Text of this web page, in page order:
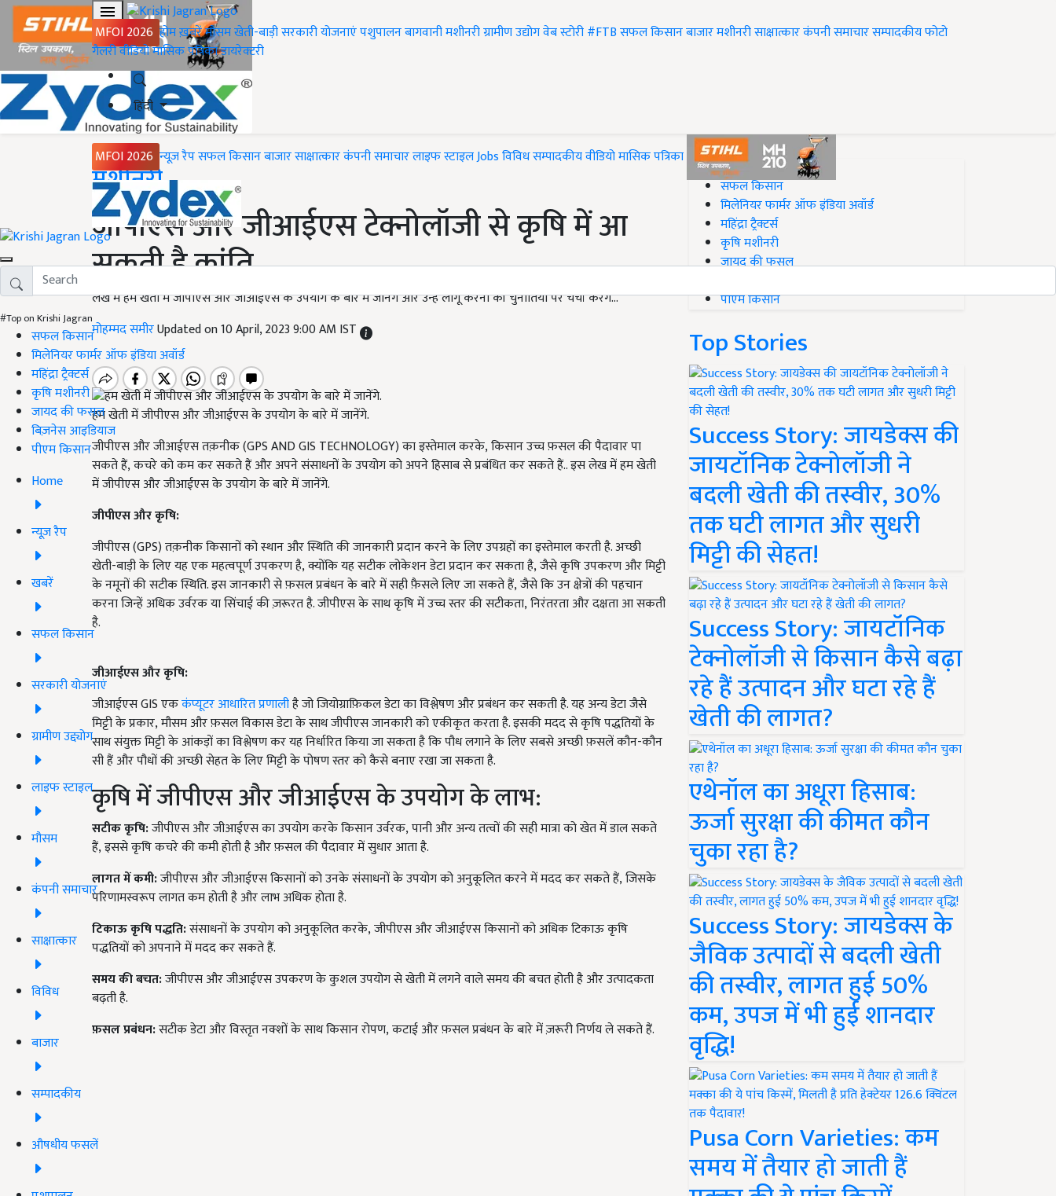
MFOI 2026 होमख़बरेंमौसमखेती-बाड़ीसरकारी योजनाएंपशुपालनबागवानीमशीनरीग्रामीण उद्योगवेब स्टोरी#FTBसफल किसानबाजारमशीनरीसाक्षात्कारकंपनी समाचारसम्पादकीयफोटो
गैलरीवीडियोमासिक पत्रिकाडायरेक्टरी
हिंदी
MFOI 2026 न्यूज़ रैपसफल किसानबाजारसाक्षात्कारकंपनी समाचारलाइफ स्टाइलJobsविविधसम्पादकीयवीडियोमासिक पत्रिका
#Top on Krishi Jagran
सफल किसान
मिलेनियर फार्मर ऑफ इंडिया अवॉर्ड
महिंद्रा ट्रैक्टर्स
कृषि मशीनरी
जायद की फसल
बिज़नेस आइडियाज
पीएम किसान
Home
न्यूज़ रैप
खबरें
सफल किसान
सरकारी योजनाएं
ग्रामीण उद्द्योग
लाइफ स्टाइल
मौसम
कंपनी समाचार
साक्षात्कार
विविध
बाजार
सम्पादकीय
औषधीय फसलें
Home
मशीनरी
जीपीएस और जीआईएस टेक्नोलॉजी से कृषि में आ
सकती है क्रांति
लेख में हम खेती में जीपीएस और जीआईएस के उपयोग के बारे में जानेंगे और उन्हें लागू करनी की चुनौतियों पर चर्चा करेंगे...
मोहम्मद समीरUpdated on 10 April, 2023 9:00 AM IST
हम खेती में जीपीएस और जीआईएस के उपयोग के बारे में जानेंगे.
जीपीएस और जीआईएस तक़नीक (GPS AND GIS TECHNOLOGY)का इस्तेमाल करके,किसान उच्च फ़सल की पैदावार पा
सकते हैं,कचरे को कम कर सकते हैं और अपने संसाधनों के उपयोग को अपने हिसाब से प्रबंधित कर सकते हैं.. इस लेख में हम खेती
में जीपीएस और जीआईएस के उपयोग के बारे में जानेंगे.
जीपीएस और कृषि:
जीपीएस (GPS)तक़नीक किसानों को स्थान और स्थिति की जानकारी प्रदान करने के लिए उपग्रहों का इस्तेमाल करती है. अच्छी
खेती-बाड़ी के लिए यह एक महत्वपूर्ण उपकरण है,क्योंकि यह सटीक लोकेशन डेटा प्रदान कर सकता है,जैसे कृषि उपकरण और मिट्टी
के नमूनों की सटीक स्थिति. इस जानकारी से फ़सल प्रबंधन के बारे में सही फ़ैसले लिए जा सकते हैं,जैसे कि उन क्षेत्रों की पहचान
करना जिन्हें अधिक उर्वरक या सिंचाई की ज़रूरत है. जीपीएस के साथ कृषि में उच्च स्तर की सटीकता,निरंतरता और दक्षता आ सकती
है.
जीआईएस और कृषि:
जीआईएसGISएककंप्यूटर आधारित प्रणालीहै जो जियोग्राफ़िकल डेटा का विश्लेषण और प्रबंधन कर सकती है. यह अन्य डेटा जैसे
मिट्टी के प्रकार,मौसम और फ़सल विकास डेटा के साथ जीपीएस जानकारी को एकीकृत करता है. इसकी मदद से कृषि पद्धतियों के
साथ संयुक्त मिट्टी के आंकड़ों का विश्लेषण कर यह निर्धारित किया जा सकता है कि पौध लगाने के लिए सबसे अच्छी फ़सलें कौन-कौन
सी हैं और पौधों की अच्छी सेहत के लिए मिट्टी के पोषण स्तर को कैसे बनाए रखा जा सकता है.
कृषि में जीपीएस और जीआईएस के उपयोग के लाभ:
सटीक कृषि:जीपीएस और जीआईएस का उपयोग करके किसान उर्वरक,पानी और अन्य तत्वों की सही मात्रा को खेत में डाल सकते
हैं,इससे कृषि कचरे की कमी होती है और फ़सल की पैदावार में सुधार आता है.
लागत में कमी:जीपीएस और जीआईएस किसानों को उनके संसाधनों के उपयोग को अनुकूलित करने में मदद कर सकते हैं,जिसके
परिणामस्वरूप लागत कम होती है और लाभ अधिक होता है.
टिकाऊ कृषि पद्धति:संसाधनों के उपयोग को अनुकूलित करके,जीपीएस और जीआईएस किसानों को अधिक टिकाऊ कृषि
पद्धतियों को अपनाने में मदद कर सकते हैं.
समय की बचत:जीपीएस और जीआईएस उपकरण के कुशल उपयोग से खेती में लगने वाले समय की बचत होती है और उत्पादकता
बढ़ती है.
फ़सल प्रबंधन:सटीक डेटा और विस्तृत नक्शों के साथ किसान रोपण,कटाई और फ़सल प्रबंधन के बारे में ज़रूरी निर्णय ले सकते हैं.
#Top on Krishi Jagran
सफल किसान
मिलेनियर फार्मर ऑफ इंडिया अवॉर्ड
महिंद्रा ट्रैक्टर्स
कृषि मशीनरी
जायद की फसल
पीएम किसान
Top Stories
Success Story: जायडेक्स की
जायटॉनिक टेक्नोलॉजी ने
बदली खेती की तस्वीर, 30%
तक घटी लागत और सुधरी
मिट्टी की सेहत!
Success Story: जायटॉनिक
टेक्नोलॉजी से किसान कैसे बढ़ा
रहे हैं उत्पादन और घटा रहे हैं
खेती की लागत?
एथेनॉल का अधूरा हिसाब:
ऊर्जा सुरक्षा की कीमत कौन
चुका रहा है?
Success Story: जायडेक्स के
जैविक उत्पादों से बदली खेती
की तस्वीर, लागत हुई 50%
कम, उपज में भी हुई शानदार
वृद्धि!
Pusa Corn Varieties: कम
समय में तैयार हो जाती हैं